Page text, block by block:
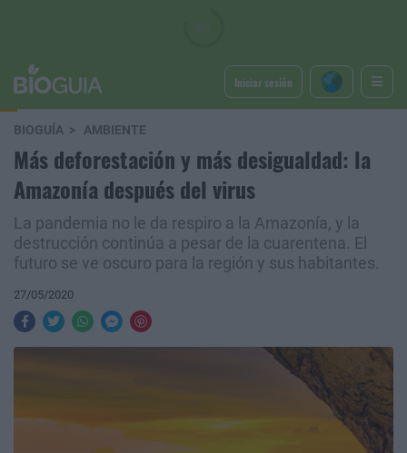
Iniciar sesión
BIOGUÍA AMBIENTE
Más deforestación y más desigualdad: la
Amazonía después del virus
La pandemia no le da respiro a la Amazonía, y la
destrucción continúa a pesar de la cuarentena. El
futuro se ve oscuro para la región y sus habitantes.
27/05/2020